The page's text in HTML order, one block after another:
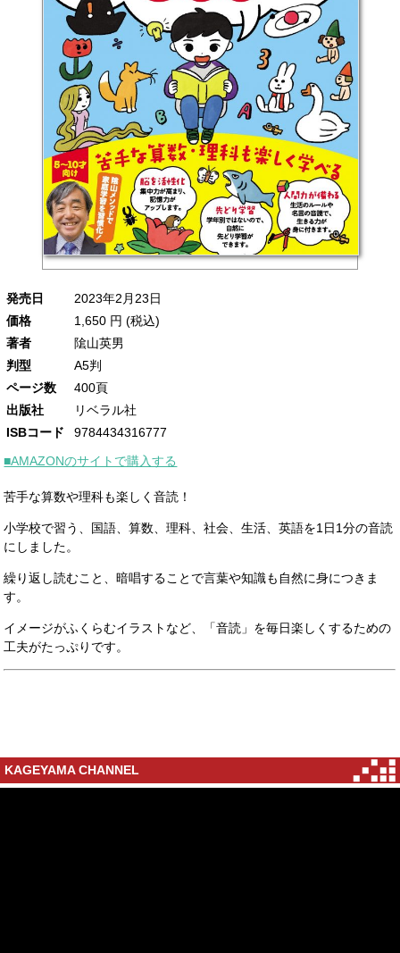
発売日
2023年2月23日
価格
1,650 円 (税込)
著者
隂山英男
判型
A5判
ページ数
400頁
出版社
リベラル社
ISBコード
9784434316777
■AMAZONのサイトで購入する
苦手な算数や理科も楽しく音読！
小学校で習う、国語、算数、理科、社会、生活、英語を1日1分の音読
にしました。
繰り返し読むこと、暗唱することで言葉や知識も自然に身につきま
す。
イメージがふくらむイラストなど、「音読」を毎日楽しくするための
工夫がたっぷりです。
KAGEYAMA CHANNEL